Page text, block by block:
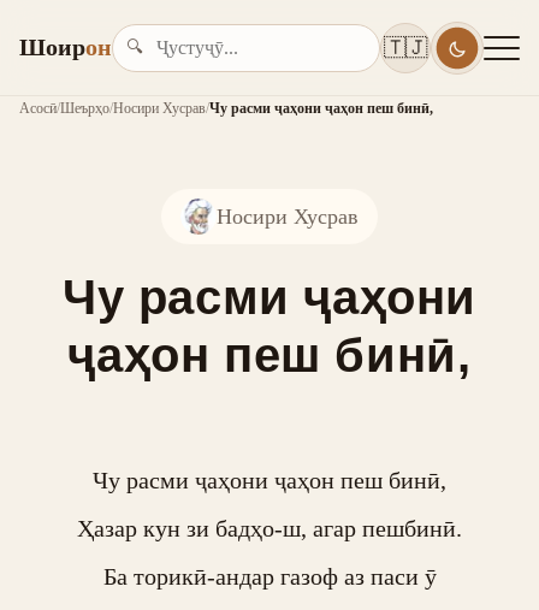
Шоирон 🔍 🇹🇯
Асосӣ/Шеърҳо/Носири Хусрав/Чу расми ҷаҳони ҷаҳон пеш бинӣ,
Носири Хусрав
Чу расми ҷаҳони
ҷаҳон пеш бинӣ,
Чу расми ҷаҳони ҷаҳон пеш бинӣ,
Ҳазар кун зи бадҳо-ш, агар пешбинӣ.
Ба торикӣ-андар газоф аз паси ӯ